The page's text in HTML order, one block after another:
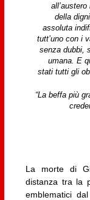
della
assoluta
tutt’uno con i
senza dubbi,
umana. E
stati tutti gli
“La beffa più
La morte di
distanza tra la
emblematici